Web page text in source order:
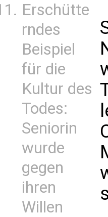
Erschütte
rndes
Beispiel
für die
Kultur des
Todes:
Seniorin
wurde
gegen
ihren
Willen